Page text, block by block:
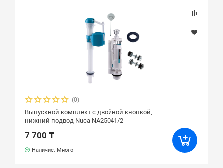
(0)
Выпускной комплект с двойной кнопкой,
нижний подвод Nuca NA25041/2
7 700 ₸
Наличие: Много